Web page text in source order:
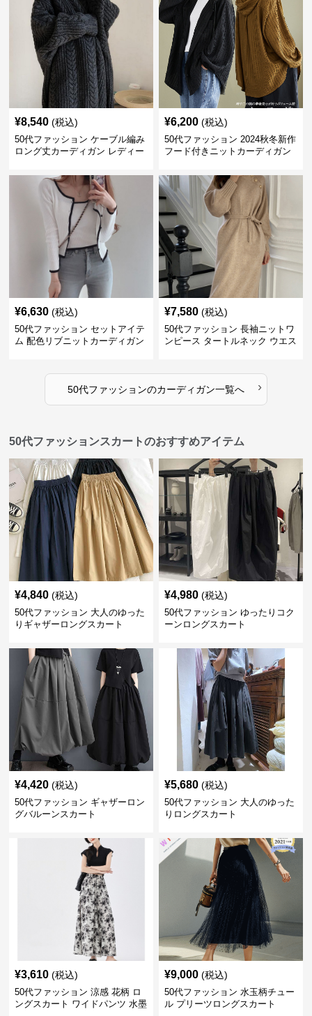
¥8,540 (税込)
50代ファッション ケーブル編み
ロング丈カーディガン レディー
¥6,200 (税込)
50代ファッション 2024秋冬新作
フード付きニットカーディガン
¥6,630 (税込)
50代ファッション セットアイテ
ム 配色リブニットカーディガン
¥7,580 (税込)
50代ファッション 長袖ニットワ
ンピース タートルネック ウエス
50代ファッションのカーディガン一覧へ ›
50代ファッションスカートのおすすめアイテム
¥4,840 (税込)
50代ファッション 大人のゆった
りギャザーロングスカート
¥4,980 (税込)
50代ファッション ゆったりコク
ーンロングスカート
¥4,420 (税込)
50代ファッション ギャザーロン
グバルーンスカート
¥5,680 (税込)
50代ファッション 大人のゆった
りロングスカート
¥3,610 (税込)
50代ファッション 涼感 花柄 ロ
ングスカート ワイドパンツ 水墨
¥9,000 (税込)
50代ファッション 水玉柄チュー
ル プリーツロングスカート